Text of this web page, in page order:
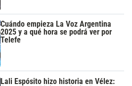
Cuándo empieza La Voz Argentina
2025 y a qué hora se podrá ver por
Telefe
Lali Espósito hizo historia en Vélez: